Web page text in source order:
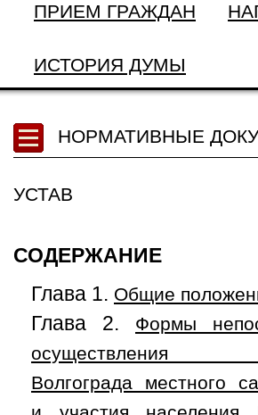
ПРИЕМ ГРАЖДАН
ИСТОРИЯ ДУМЫ
НОРМАТИВНЫЕ
УСТАВ
СОДЕРЖАНИЕ
Глава 1. Общие
Глава 2. Формы
осуществления
Волгограда местного